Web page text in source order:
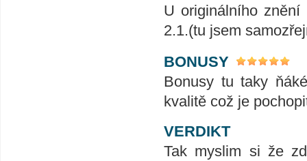
U originálního
2.1.(tu jsem
BONUSY
Bonusy tu taky
kvalitě což je
VERDIKT
Tak myslim si že